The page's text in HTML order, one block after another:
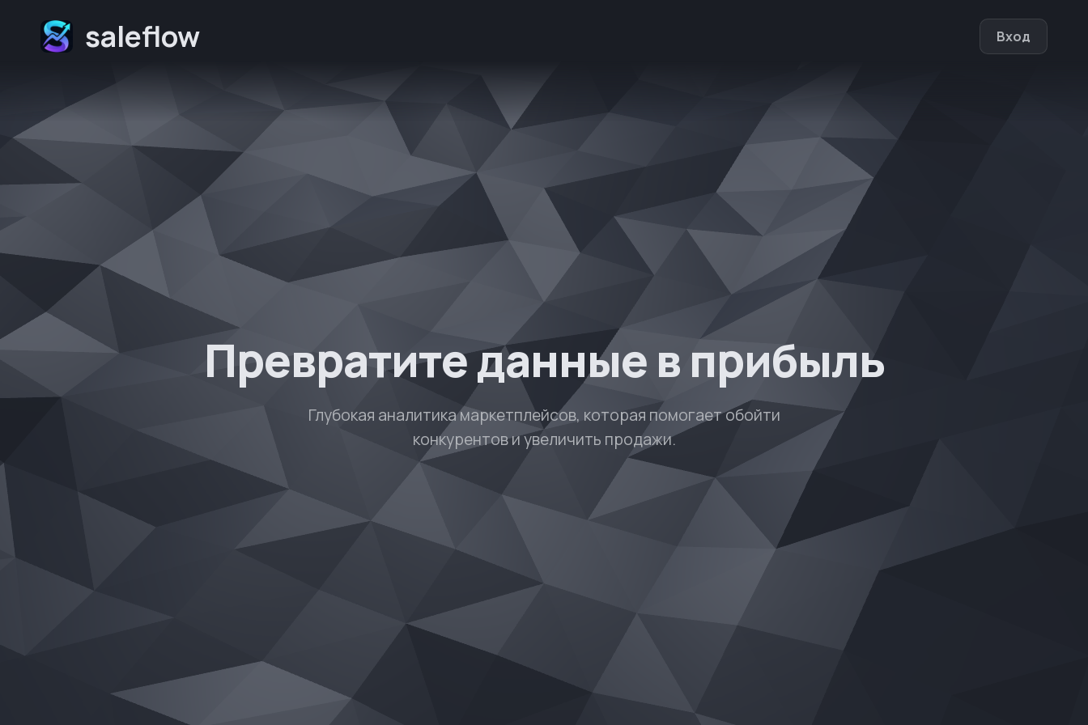
saleflow Вход
Превратите данные в прибыль
Глубокая аналитика маркетплейсов, которая помогает обойти
конкурентов и увеличить продажи.